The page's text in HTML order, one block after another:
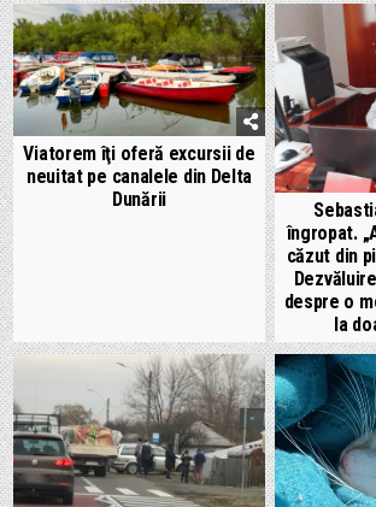
Viatorem îţi oferă excursii de
neuitat pe canalele din Delta
Dunării
îngropat.
căzut din
despre o
la